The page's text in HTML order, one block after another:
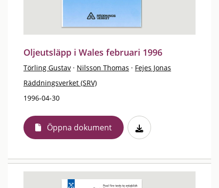
Oljeutsläpp i Wales februari 1996
Törling Gustav · Nilsson Thomas · Fejes Jonas
Räddningsverket (SRV)
1996-04-30
Öppna dokument